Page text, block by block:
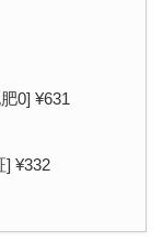
0] ¥631
] ¥332